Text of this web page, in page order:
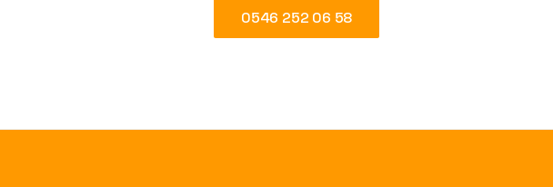
0546 252 06 58